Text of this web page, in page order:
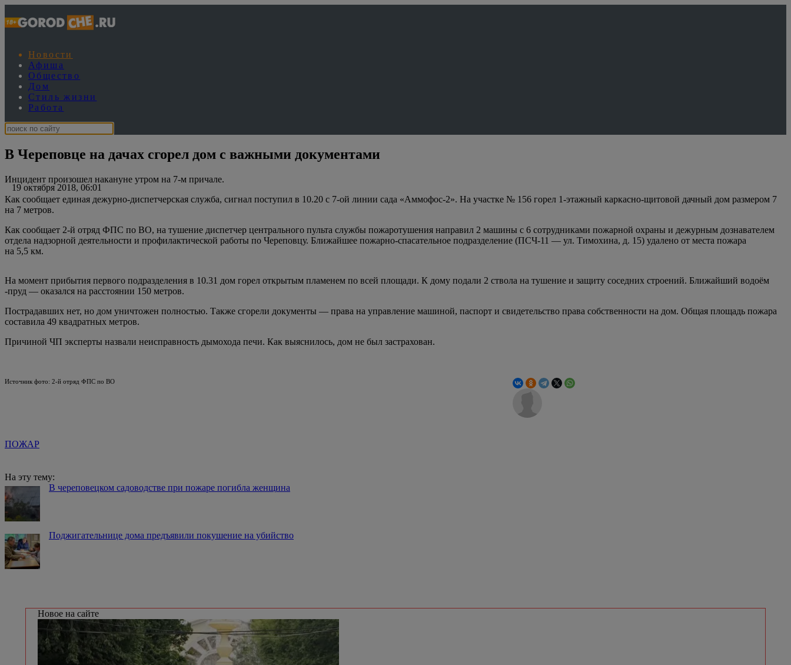
Новости
Афиша
Общество
Дом
Стиль жизни
Работа
В Череповце на дачах сгорел дом с важными документами
19 октября 2018, 06:01
Инцидент произошел накануне утром на 7-м причале.
Как сообщает единая дежурно-диспетчерская служба, сигнал поступил в 10.20 с 7-ой линии сада «Аммофос-2». На участке № 156 горел 1-этажный каркасно-щитовой дачный дом размером 7
на 7 метров.
Как сообщает 2-й отряд ФПС по ВО, на тушение диспетчер центрального пульта службы пожаротушения направил 2 машины с 6 сотрудниками пожарной охраны и дежурным дознавателем
отдела надзорной деятельности и профилактической работы по Череповцу. Ближайшее пожарно-спасательное подразделение (ПСЧ-11 — ул. Тимохина, д. 15) удалено от места пожара
на 5,5 км.
На момент прибытия первого подразделения в 10.31 дом горел открытым пламенем по всей площади. К дому подали 2 ствола на тушение и защиту соседних строений. Ближайший водоём
-пруд — оказался на расстоянии 150 метров.
Пострадавших нет, но дом уничтожен полностью. Также сгорели документы — права на управление машиной, паспорт и свидетельство права собственности на дом. Общая площадь пожара
составила 49 квадратных метров.
Причиной ЧП эксперты назвали неисправность дымохода печи. Как выяснилось, дом не был застрахован.
Источник фото: 2-й отряд ФПС по ВО
ПОЖАР
На эту тему:
В череповецком садоводстве при пожаре погибла женщина
Поджигательнице дома предъявили покушение на убийство
Новое на сайте